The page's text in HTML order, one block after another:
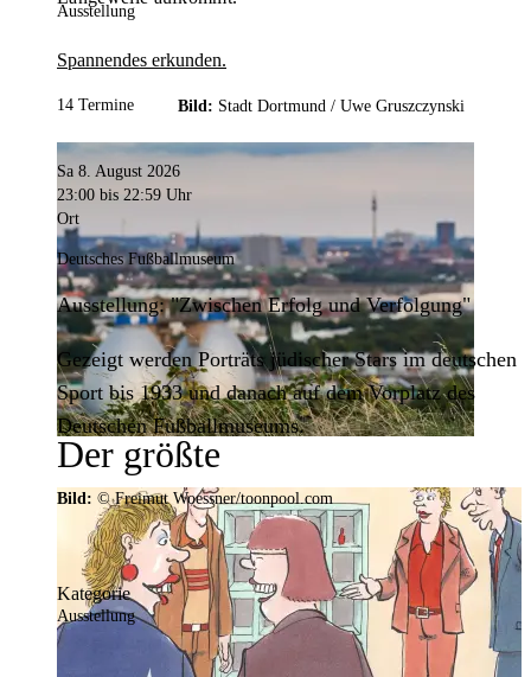
Spannendes erkunden.
Bild: Stadt Dortmund / Uwe Gruszczynski
Der größte
Veranstaltungskalender der
Region
Mit weit über 4.000 Terminen ist der
Veranstaltungskalender der Stadt Dortmund der
Ausstellung
14 Termine
Sa 8. August 2026
23:00 bis 22:59 Uhr
Ort
Deutsches Fußballmuseum
Ausstellung: "Zwischen Erfolg und Verfolgung"
Gezeigt werden Porträts jüdischer Stars im deutschen
Sport bis 1933 und danach auf dem Vorplatz des
Deutschen Fußballmuseums.
Bild: © Freimut Woessner/toonpool.com
Kategorie
Ausstellung